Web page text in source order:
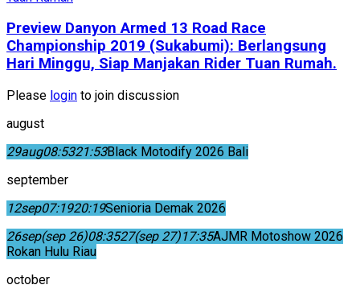
Preview Danyon Armed 13 Road Race
Championship 2019 (Sukabumi): Berlangsung
Hari Minggu, Siap Manjakan Rider Tuan Rumah.
Please login to join discussion
august
29aug08:5321:53Black Motodify 2026 Bali
september
12sep07:1920:19Senioria Demak 2026
26sep(sep 26)08:3527(sep 27)17:35AJMR Motoshow 2026
Rokan Hulu Riau
october